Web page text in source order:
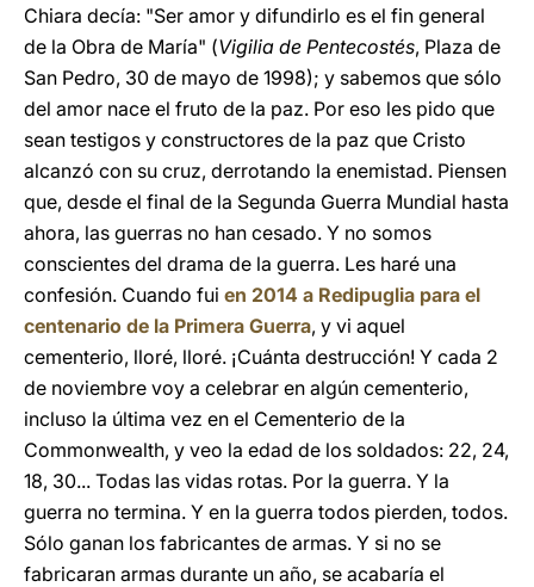
Chiara decía: "Ser amor y difundirlo es el fin general
de la Obra de María" (Vigilia de Pentecostés, Plaza de
San Pedro, 30 de mayo de 1998); y sabemos que sólo
del amor nace el fruto de la paz. Por eso les pido que
sean testigos y constructores de la paz que Cristo
alcanzó con su cruz, derrotando la enemistad. Piensen
que, desde el final de la Segunda Guerra Mundial hasta
ahora, las guerras no han cesado. Y no somos
conscientes del drama de la guerra. Les haré una
confesión. Cuando fui en 2014 a Redipuglia para el
centenario de la Primera Guerra, y vi aquel
cementerio, lloré, lloré. ¡Cuánta destrucción! Y cada 2
de noviembre voy a celebrar en algún cementerio,
incluso la última vez en el Cementerio de la
Commonwealth, y veo la edad de los soldados: 22, 24,
18, 30... Todas las vidas rotas. Por la guerra. Y la
guerra no termina. Y en la guerra todos pierden, todos.
Sólo ganan los fabricantes de armas. Y si no se
fabricaran armas durante un año, se acabaría el